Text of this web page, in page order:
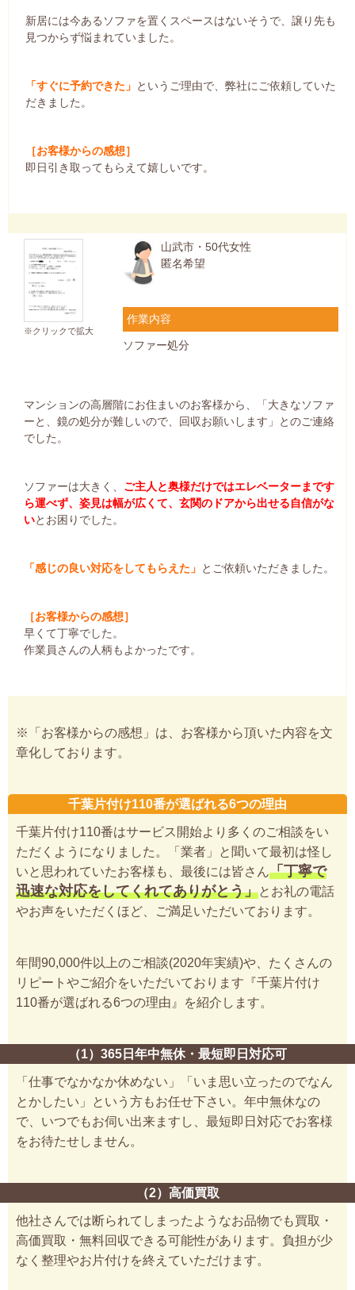
新居には今あるソファを置くスペースはないそうで、譲り先も
見つからず悩まれていました。
「すぐに予約できた」 というご理由で、弊社にご依頼していた
だきました。
［お客様からの感想］
即日引き取ってもらえて嬉しいです。
※クリックで拡大
山武市・50代女性
匿名希望
作業内容
ソファー処分
マンションの高層階にお住まいのお客様から、「大きなソファ
ーと、鏡の処分が難しいので、回収お願いします」とのご連絡
でした。
ソファーは大きく、 ご主人と奥様だけではエレベーターまです
ら運べず、姿見は幅が広くて、玄関のドアから出せる自信がな
いとお困りでした。
「感じの良い対応をしてもらえた」 とご依頼いただきました。
［お客様からの感想］
早くて丁寧でした。
作業員さんの人柄もよかったです。
※「お客様からの感想」は、お客様から頂いた内容を文
章化しております。
千葉片付け110番が選ばれる6つの理由
千葉片付け110番はサービス開始より多くのご相談をい
ただくようになりました。「業者」と聞いて最初は怪し
いと思われていたお客様も、最後には皆さん「丁寧で
迅速な対応をしてくれてありがとう」とお礼の電話
やお声をいただくほど、ご満足いただいております。
年間90,000件以上のご相談(2020年実績)や、たくさんの
リピートやご紹介をいただいております『千葉片付け
110番が選ばれる6つの理由』を紹介します。
（1）365日年中無休・最短即日対応可
「仕事でなかなか休めない」「いま思い立ったのでなん
とかしたい」という方もお任せ下さい。年中無休なの
で、いつでもお伺い出来ますし、最短即日対応でお客様
をお待たせしません。
（2）高価買取
他社さんでは断られてしまったようなお品物でも買取・
高価買取・無料回収できる可能性があります。負担が少
なく整理やお片付けを終えていただけます。